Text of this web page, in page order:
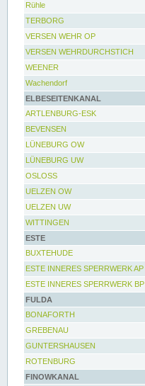
Rühle
TERBORG
VERSEN WEHR OP
VERSEN WEHRDURCHSTICH
WEENER
Wachendorf
ELBESEITENKANAL
ARTLENBURG-ESK
BEVENSEN
LÜNEBURG OW
LÜNEBURG UW
OSLOSS
UELZEN OW
UELZEN UW
WITTINGEN
ESTE
BUXTEHUDE
ESTE INNERES SPERRWERK AP
ESTE INNERES SPERRWERK BP
FULDA
BONAFORTH
GREBENAU
GUNTERSHAUSEN
ROTENBURG
FINOWKANAL